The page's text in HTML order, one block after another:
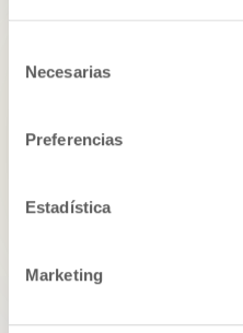
Necesarias
Preferencias
Estadística
Marketing
Correu electrònic